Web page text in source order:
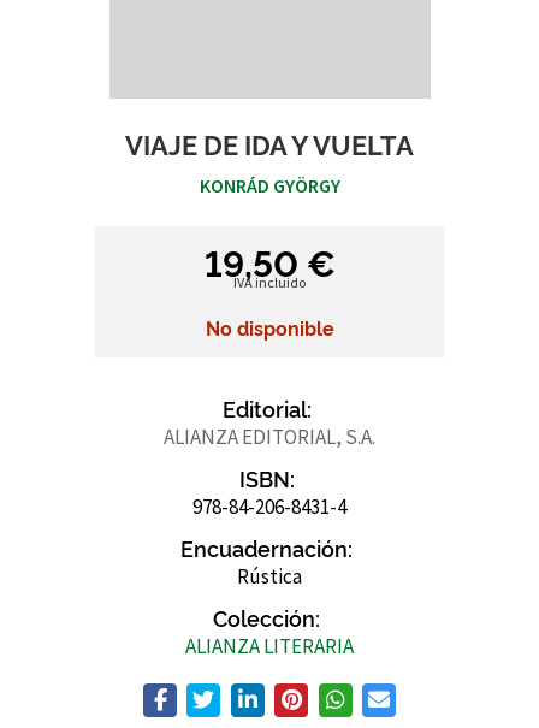
VIAJE DE IDA Y VUELTA
KONRÁD GYÖRGY
19,50 €
IVA incluido
No disponible
Editorial:
ALIANZA EDITORIAL, S.A.
ISBN:
978-84-206-8431-4
Encuadernación:
Rústica
Colección:
ALIANZA LITERARIA